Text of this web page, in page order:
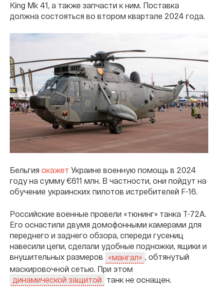
King Mk 41, а также запчасти к ним. Поставка
должна состояться во втором квартале 2024 года.
Бельгия окажет Украине военную помощь в 2024
году на сумму €611 млн. В частности, они пойдут на
обучение украинских пилотов истребителей F-16.
Российские военные провели «тюнинг» танка Т-72А.
Его оснастили двумя домофонными камерами для
переднего и заднего обзора, спереди гусениц
навесили цепи, сделали удобные подножки, ящики и
внушительных размеров
«мангал»
, обтянутый
маскировочной сетью. При этом
динамической защитой
танк не оснащен.